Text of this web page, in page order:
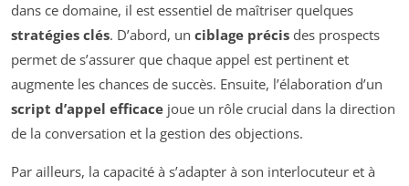
dans ce domaine, il est essentiel de maîtriser quelques
stratégies clés. D’abord, un ciblage précis des prospects
permet de s’assurer que chaque appel est pertinent et
augmente les chances de succès. Ensuite, l’élaboration d’un
script d’appel efficace joue un rôle crucial dans la direction
de la conversation et la gestion des objections.
Par ailleurs, la capacité à s’adapter à son interlocuteur et à